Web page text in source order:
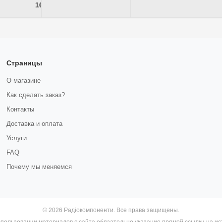
100+
16,80 грн.
Страницы
О магазине
Как сделать заказ?
Контакты
Доставка и оплата
Услуги
FAQ
Почему мы меняемся
© 2026 Радіокомпоненти. Все права защищены.